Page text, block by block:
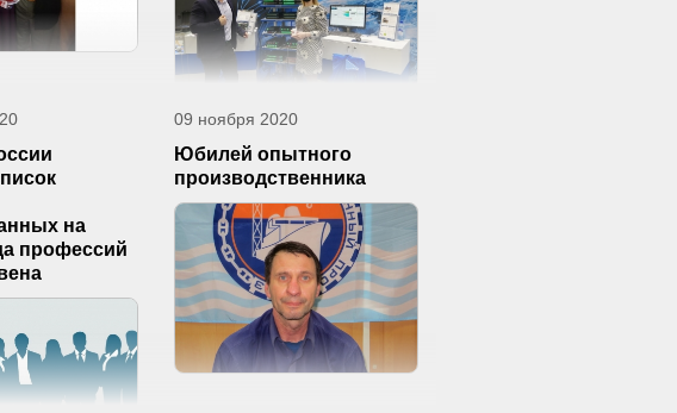
на
профессий
09 ноября 2020
Юбилей опытного
производственника